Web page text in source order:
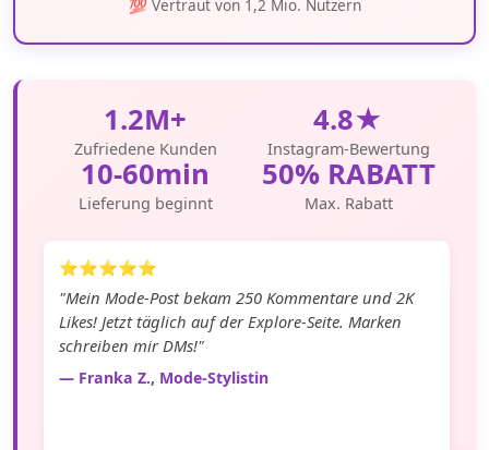
💯 Vertraut von 1,2 Mio. Nutzern
1.2M+
Zufriedene Kunden
4.8★
Instagram-Bewertung
10-60min
Lieferung beginnt
50% RABATT
Max. Rabatt
⭐⭐⭐⭐⭐
"Mein Mode-Post bekam 250 Kommentare und 2K
Likes! Jetzt täglich auf der Explore-Seite. Marken
schreiben mir DMs!"
— Franka Z., Mode-Stylistin